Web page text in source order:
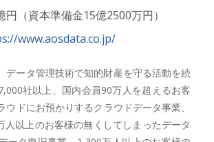
円（資本準備金15億2500万円）
www.aosdata.co.jp/
データ管理技術で知的財産を守る活動を続
社以上、国内会員90万人を超えるお客
ウドにお預かりするクラウドデータ事業、
人以上のお客様の無くしてしまったデータ